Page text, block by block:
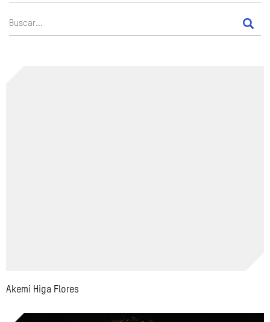
Akemi Higa Flores